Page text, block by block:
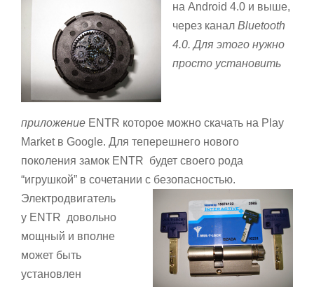
на Android 4.0 и выше,
через канал Bluetooth
4.0. Для этого нужно
просто установить
приложение ENTR которое можно скачать на Play
Market в Google. Для теперешнего нового
поколения замок ENTR будет своего рода
“игрушкой” в сочетании с безопасностью.
Электродвигатель
у ENTR довольно
мощный и вполне
может быть
установлен